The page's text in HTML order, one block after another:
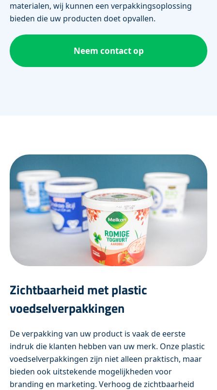
materialen, wij kunnen een verpakkingsoplossing
bieden die uw producten doet opvallen.
Neem contact op
Zichtbaarheid met plastic
voedselverpakkingen
De verpakking van uw product is vaak de eerste
indruk die klanten hebben van uw merk. Onze plastic
voedselverpakkingen zijn niet alleen praktisch, maar
bieden ook uitstekende mogelijkheden voor
branding en marketing. Verhoog de zichtbaarheid